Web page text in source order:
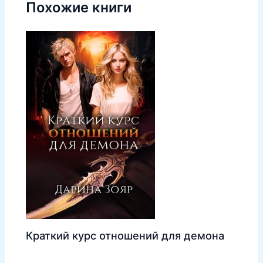
Похожие книги
Краткий курс отношений для демона